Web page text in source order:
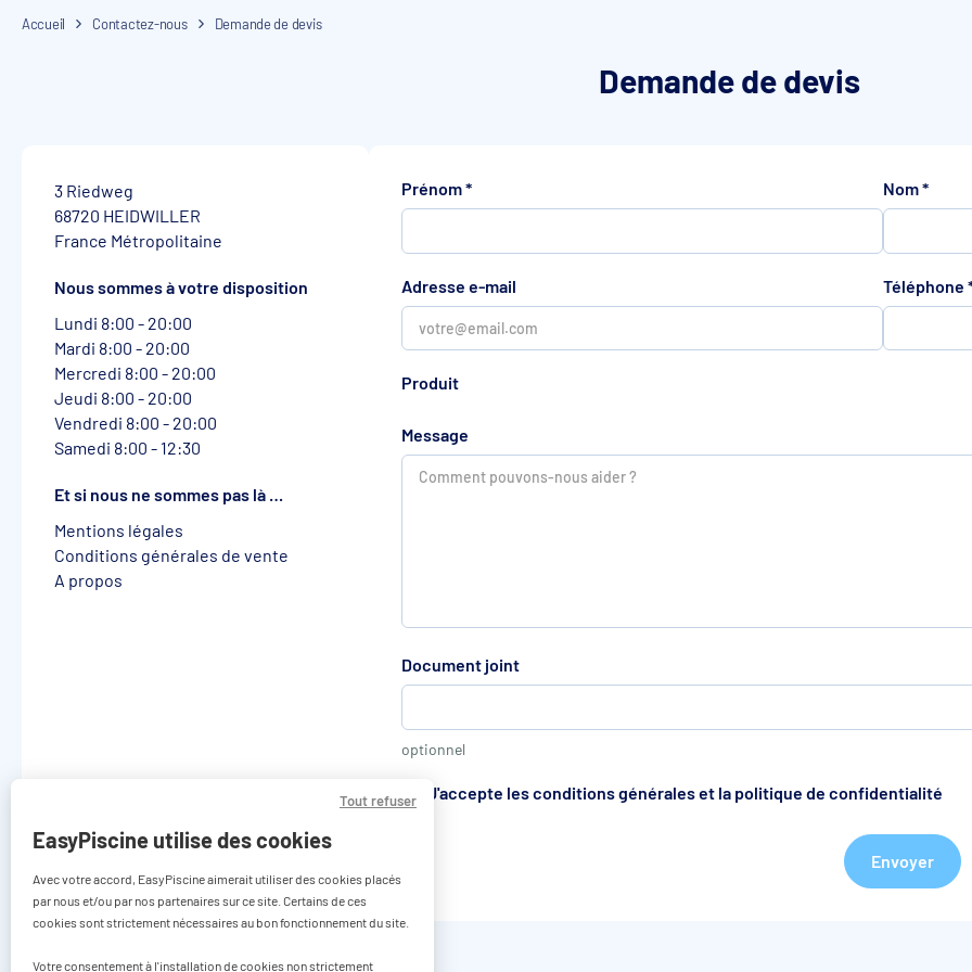
EasyPiscine utilise des cookies
Avec votre accord, EasyPiscine aimerait utiliser des cookies placés
par nous et/ou par nos partenaires sur ce site. Certains de ces
cookies sont strictement nécessaires au bon fonctionnement du site.
Votre consentement à l'installation de cookies non strictement
Tout refuser
Accueil Contactez-nous Demande de devis
Demande de devis
3 Riedweg
68720 HEIDWILLER
France Métropolitaine
Nous sommes à votre disposition
Lundi 8:00 - 20:00
Mardi 8:00 - 20:00
Mercredi 8:00 - 20:00
Jeudi 8:00 - 20:00
Vendredi 8:00 - 20:00
Samedi 8:00 - 12:30
Et si nous ne sommes pas là …
Mentions légales
Conditions générales de vente
A propos
Prénom* Nom*
Adresse e-mail Téléphone
Produit
Message
Document joint
optionnel
J'accepte les conditions générales et la politique de confidentialité
Envoyer